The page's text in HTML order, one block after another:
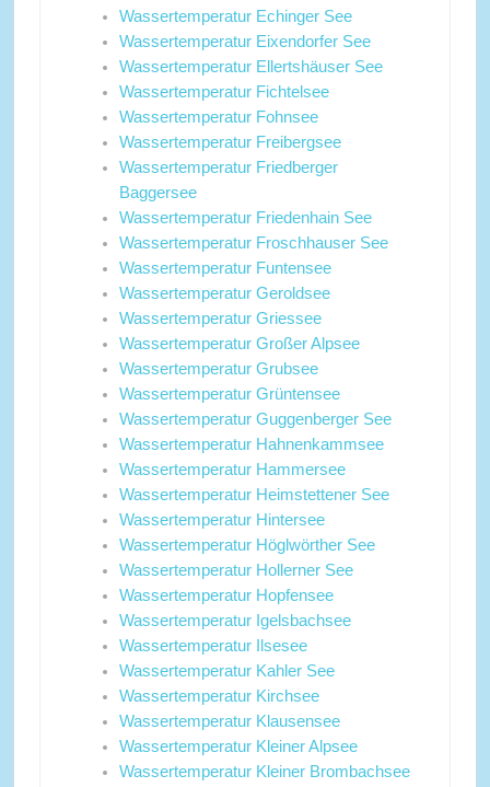
Wassertemperatur Echinger See
Wassertemperatur Eixendorfer See
Wassertemperatur Ellertshäuser See
Wassertemperatur Fichtelsee
Wassertemperatur Fohnsee
Wassertemperatur Freibergsee
Wassertemperatur Friedberger
Baggersee
Wassertemperatur Friedenhain See
Wassertemperatur Froschhauser See
Wassertemperatur Funtensee
Wassertemperatur Geroldsee
Wassertemperatur Griessee
Wassertemperatur Großer Alpsee
Wassertemperatur Grubsee
Wassertemperatur Grüntensee
Wassertemperatur Guggenberger See
Wassertemperatur Hahnenkammsee
Wassertemperatur Hammersee
Wassertemperatur Heimstettener See
Wassertemperatur Hintersee
Wassertemperatur Höglwörther See
Wassertemperatur Hollerner See
Wassertemperatur Hopfensee
Wassertemperatur Igelsbachsee
Wassertemperatur Ilsesee
Wassertemperatur Kahler See
Wassertemperatur Kirchsee
Wassertemperatur Klausensee
Wassertemperatur Kleiner Alpsee
Wassertemperatur Kleiner Brombachsee